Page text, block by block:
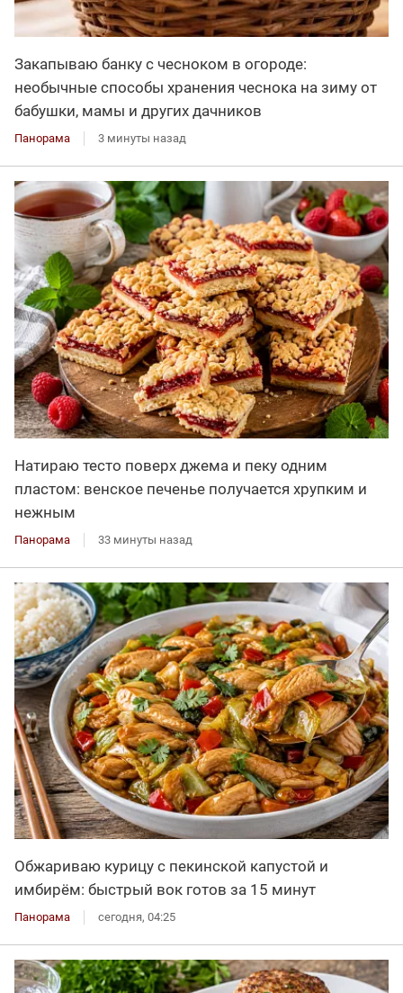
Закапываю банку с чесноком в огороде:
необычные способы хранения чеснока на зиму от
бабушки, мамы и других дачников
Панорама 3 минуты назад
Натираю тесто поверх джема и пеку одним
пластом: венское печенье получается хрупким и
нежным
Панорама 33 минуты назад
Обжариваю курицу с пекинской капустой и
имбирём: быстрый вок готов за 15 минут
Панорама сегодня, 04:25